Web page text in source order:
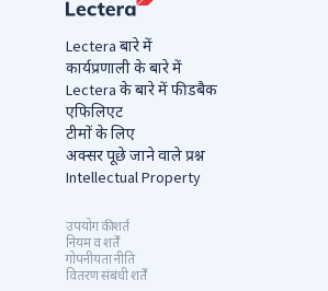
Lectera बारे में
कार्यप्रणाली के बारे में
Lectera के बारे में फीडबैक
एफिलिएट
टीमों के लिए
अक्सर पूछे जाने वाले प्रश्न
Intellectual Property
उपयोग की शर्त
नियम व शर्तें
गोपनीयता नीति
वितरण संबंधी शर्तें